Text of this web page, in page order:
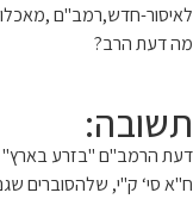
לאיסור-חדש,רמב"ם
מה דעת הרב?
תשובה:
דעת הרמב"ם "בזרע בארץ"
ח"א סי‘ ק"י, שלהסוברים